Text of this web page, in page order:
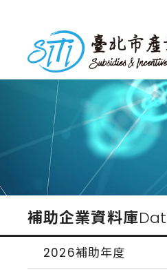
內
台北市產業獎勵補助
補助企業資料庫
2026補助年度